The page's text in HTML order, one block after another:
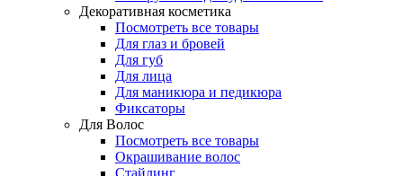
Декоративная косметика
Посмотреть все товары
Для глаз и бровей
Для губ
Для лица
Для маникюра и педикюра
Фиксаторы
Для Волос
Посмотреть все товары
Окрашивание волос
Стайлинг